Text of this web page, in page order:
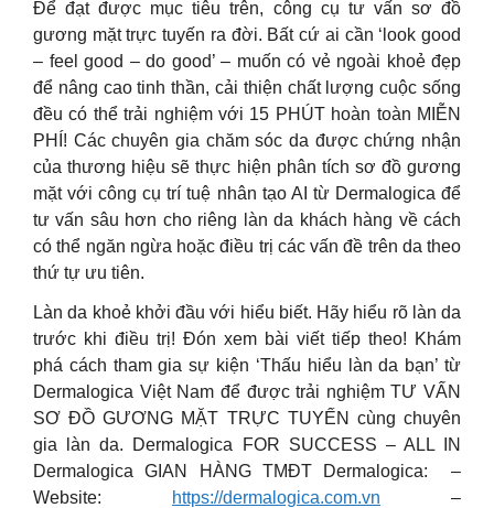
Để đạt được mục tiêu trên, công cụ tư vấn sơ đồ
gương mặt trực tuyến ra đời. Bất cứ ai cần ‘look good
– feel good – do good’ – muốn có vẻ ngoài khoẻ đẹp
để nâng cao tinh thần, cải thiện chất lượng cuộc sống
đều có thể trải nghiệm với 15 PHÚT hoàn toàn MIỄN
PHÍ! Các chuyên gia chăm sóc da được chứng nhận
của thương hiệu sẽ thực hiện phân tích sơ đồ gương
mặt với công cụ trí tuệ nhân tạo AI từ Dermalogica để
tư vấn sâu hơn cho riêng làn da khách hàng về cách
có thể ngăn ngừa hoặc điều trị các vấn đề trên da theo
thứ tự ưu tiên.
Làn da khoẻ khởi đầu với hiểu biết. Hãy hiểu rõ làn da
trước khi điều trị! Đón xem bài viết tiếp theo! Khám
phá cách tham gia sự kiện ‘Thấu hiểu làn da bạn’ từ
Dermalogica Việt Nam để được trải nghiệm TƯ VẤN
SƠ ĐỒ GƯƠNG MẶT TRỰC TUYẾN cùng chuyên
gia làn da. Dermalogica FOR SUCCESS – ALL IN
Dermalogica GIAN HÀNG TMĐT Dermalogica: –
Website:
https://dermalogica.com.vn –